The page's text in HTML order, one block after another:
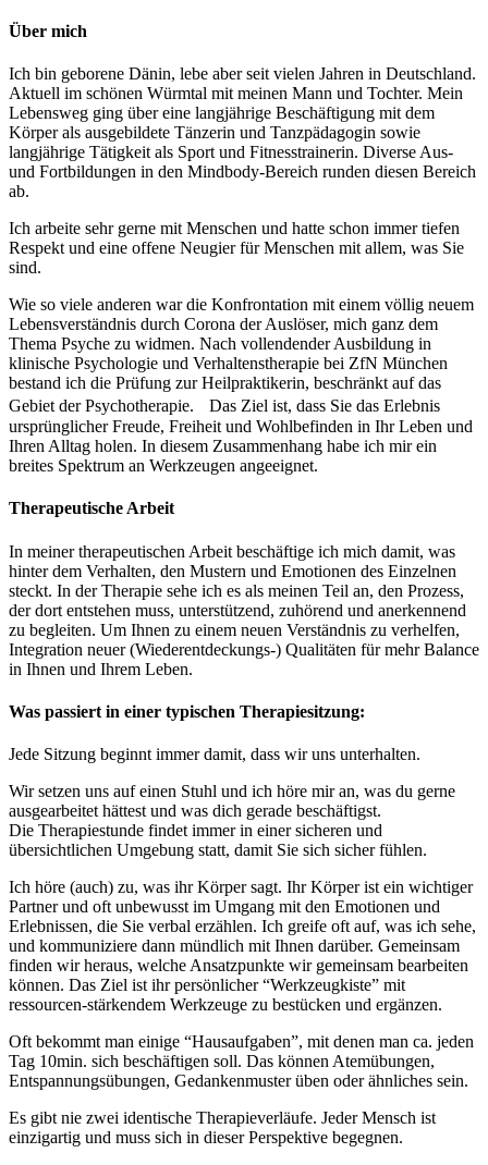
Über mich
Ich bin geborene Dänin, lebe aber seit vielen Jahren in Deutschland.
Aktuell im schönen Würmtal mit meinen Mann und Tochter. Mein
Lebensweg ging über eine langjährige Beschäftigung mit dem
Körper als ausgebildete Tänzerin und Tanzpädagogin sowie
langjährige Tätigkeit als Sport und Fitnesstrainerin. Diverse Aus-
und Fortbildungen in den Mindbody-Bereich runden diesen Bereich
ab.
Ich arbeite sehr gerne mit Menschen und hatte schon immer tiefen
Respekt und eine offene Neugier für Menschen mit allem, was Sie
sind.
Wie so viele anderen war die Konfrontation mit einem völlig neuem
Lebensverständnis durch Corona der Auslöser, mich ganz dem
Thema Psyche zu widmen. Nach vollendender Ausbildung in
klinische Psychologie und Verhaltenstherapie bei ZfN München
bestand ich die Prüfung zur Heilpraktikerin, beschränkt auf das
Gebiet der Psychotherapie. Das Ziel ist, dass Sie das Erlebnis
ursprünglicher Freude, Freiheit und Wohlbefinden in Ihr Leben und
Ihren Alltag holen. In diesem Zusammenhang habe ich mir ein
breites Spektrum an Werkzeugen angeeignet.
Therapeutische Arbeit
In meiner therapeutischen Arbeit beschäftige ich mich damit, was
hinter dem Verhalten, den Mustern und Emotionen des Einzelnen
steckt. In der Therapie sehe ich es als meinen Teil an, den Prozess,
der dort entstehen muss, unterstützend, zuhörend und anerkennend
zu begleiten. Um Ihnen zu einem neuen Verständnis zu verhelfen,
Integration neuer (Wiederentdeckungs-) Qualitäten für mehr Balance
in Ihnen und Ihrem Leben.
Was passiert in einer typischen Therapiesitzung:
Jede Sitzung beginnt immer damit, dass wir uns unterhalten.
Wir setzen uns auf einen Stuhl und ich höre mir an, was du gerne
ausgearbeitet hättest und was dich gerade beschäftigst.
Die Therapiestunde findet immer in einer sicheren und
übersichtlichen Umgebung statt, damit Sie sich sicher fühlen.
Ich höre (auch) zu, was ihr Körper sagt. Ihr Körper ist ein wichtiger
Partner und oft unbewusst im Umgang mit den Emotionen und
Erlebnissen, die Sie verbal erzählen. Ich greife oft auf, was ich sehe,
und kommuniziere dann mündlich mit Ihnen darüber. Gemeinsam
finden wir heraus, welche Ansatzpunkte wir gemeinsam bearbeiten
können. Das Ziel ist ihr persönlicher “Werkzeugkiste” mit
ressourcen-stärkendem Werkzeuge zu bestücken und ergänzen.
Oft bekommt man einige “Hausaufgaben”, mit denen man ca. jeden
Tag 10min. sich beschäftigen soll. Das können Atemübungen,
Entspannungsübungen, Gedankenmuster üben oder ähnliches sein.
Es gibt nie zwei identische Therapieverläufe. Jeder Mensch ist
einzigartig und muss sich in dieser Perspektive begegnen.